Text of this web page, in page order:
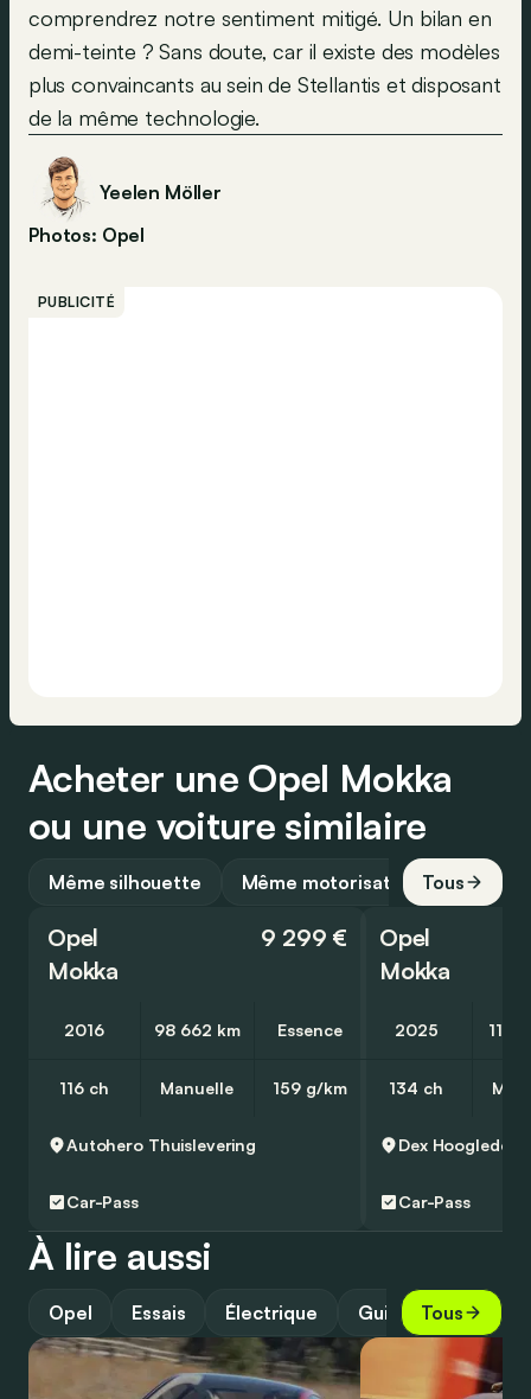
comprendrez notre sentiment mitigé. Un bilan en
demi-teinte ? Sans doute, car il existe des modèles
plus convaincants au sein de Stellantis et disposant
de la même technologie.
Yeelen Möller
Photos: Opel
PUBLICITÉ
Acheter une Opel Mokka
ou une voiture similaire
Même silhouette Même motorisation Tous
Opel
Mokka
9 299 €
2016 98 662 km Essence
116 ch Manuelle 159 g/km
Autohero Thuislevering
Car-Pass
Opel
Mokka
2025 11
134 ch
Dex Hooglede
Car-Pass
À lire aussi
Opel Essais Électrique Guide Tous